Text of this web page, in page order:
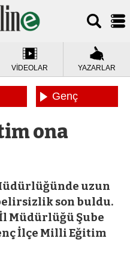
VİDEOLAR YAZARLAR
Genç
ona
uzun
son buldu.
Müdürlüğü Şube
İlçe Milli Eğitim